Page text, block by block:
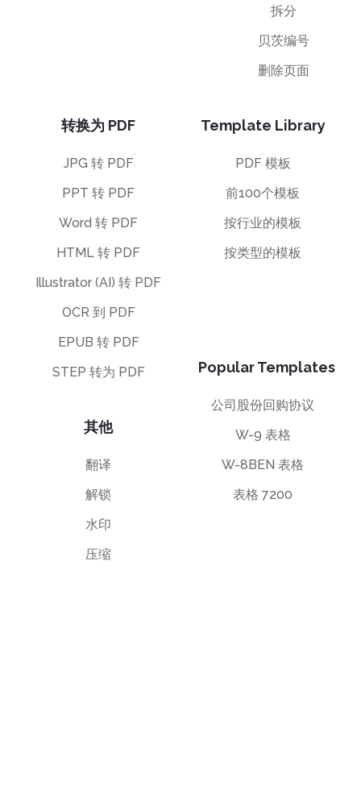
拆分
贝茨编号
删除页面
转换为 PDF
JPG 转 PDF
PPT 转 PDF
Word 转 PDF
HTML 转 PDF
Illustrator (AI) 转 PDF
OCR 到 PDF
EPUB 转 PDF
STEP 转为 PDF
其他
翻译
解锁
水印
压缩
Template Library
PDF 模板
前100个模板
按行业的模板
按类型的模板
Popular Templates
公司股份回购协议
W-9 表格
W-8BEN 表格
表格 7200